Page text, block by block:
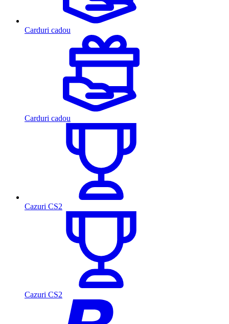
Carduri cadou
Carduri cadou
Cazuri CS2
Cazuri CS2